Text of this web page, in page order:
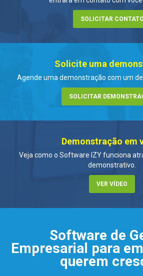
SOLICITAR CONTATO
Solicite uma
Agende uma demonstração com um
SOLICITAR
Demonstração em
Veja como o Software IZY funciona
demonstrativo.
VER VÍDEO
Software de
Empresarial para
querem